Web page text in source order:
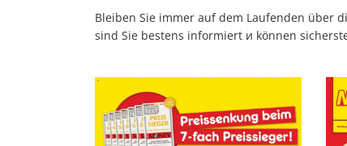
Bleiben Sie immer auf dem Laufenden über
sind Sie bestens informiert и können